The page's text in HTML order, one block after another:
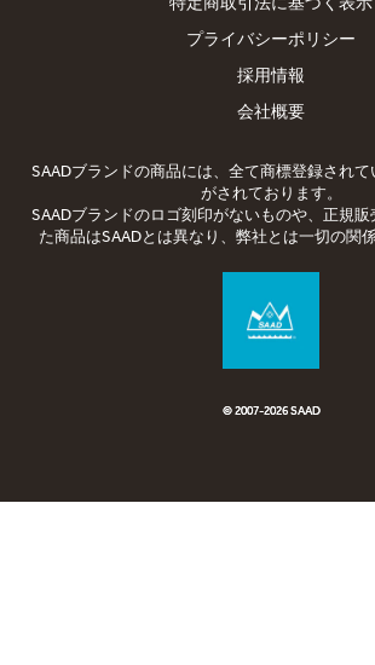
プライバシーポリシー
採用情報
会社概要
SAADブランドの商品には、全て商標登録され
がされております。
SAADブランドのロゴ刻印がないものや、正規
た商品はSAADとは異なり、弊社とは一切の関
© 2007-2026 SAAD
© 2007-2026 SAAD